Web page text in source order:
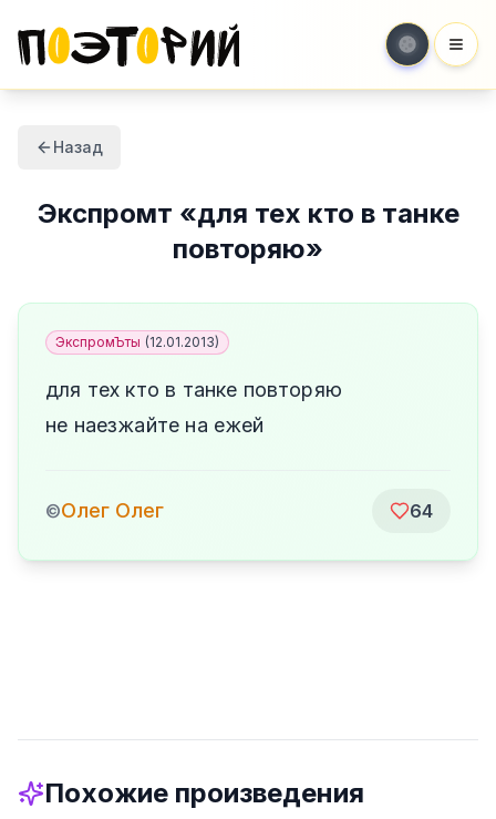
Назад
Экспромт «для тех кто в танке
повторяю»
ЭкспромЪты (12.01.2013)
для тех кто в танке повторяю
не наезжайте на ежей
©Олег Олег 64
Похожие произведения